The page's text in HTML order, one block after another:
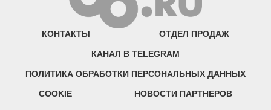
КОНТАКТЫ ОТДЕЛ ПРОДАЖ
КАНАЛ В TELEGRAM
ПОЛИТИКА ОБРАБОТКИ ПЕРСОНАЛЬНЫХ ДАННЫХ
COOKIE НОВОСТИ ПАРТНЕРОВ